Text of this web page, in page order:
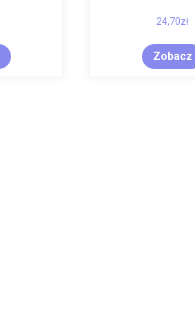
24,70zł
Zobacz